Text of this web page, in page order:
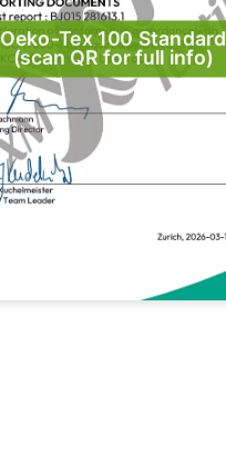
Oeko-Tex 100 Standard
(scan QR for full info)